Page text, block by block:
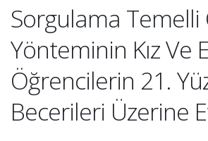
Sorgulama
Yönteminin Kız Ve
Öğrencilerin 21.
Becerileri Üzerine